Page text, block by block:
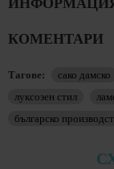
КОМЕНТАРИ
Тагове: сако дамско
луксозен стил
българско